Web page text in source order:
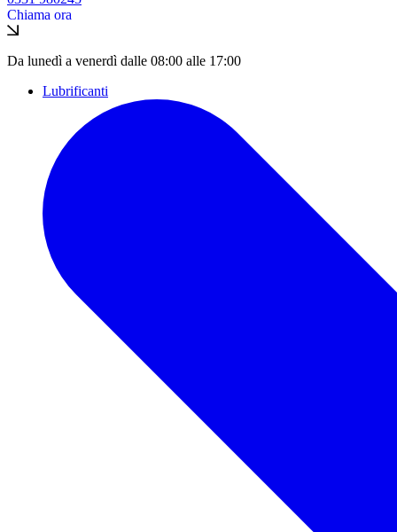
Chiama ora
Da lunedì a venerdì dalle 08:00 alle 17:00
Lubrificanti